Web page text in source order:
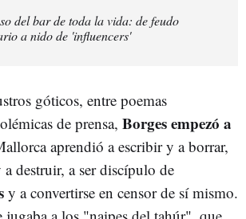
del bar de toda la vida: de feudo
a nido de 'influencers'
góticos, entre poemas
de prensa, Borges empezó a
aprendió a escribir y a borrar,
a destruir, a ser discípulo de
y a convertirse en censor de sí mismo.